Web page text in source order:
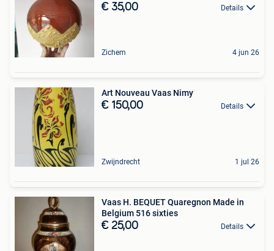
€ 35,00 Details
Zichem 4 jun 26
Art Nouveau Vaas Nimy
€ 150,00 Details
Zwijndrecht 1 jul 26
Vaas H. BEQUET Quaregnon Made in
Belgium 516 sixties
€ 25,00 Details